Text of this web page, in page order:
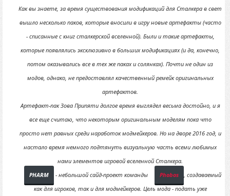
Как вы знаете, за время существования модификаций для Сталкера в свет
вышло несколько паков, которые вносили в игру новые артефакты (часто
- списанные с книг сталкерской вселенной). Были и такие артефакты,
которые появлялись эксклюзивно в больших модификациях (и да, конечно,
потом оказывались все в тех же паках и солянках). Почти не один из
модов, однако, не предоставлял качественный ремейк оригинальных
артефактов.
Артефакт-пак Зова Припяти долгое время выглядел весьма достойно, и я
все еще считаю, что некоторым оригинальным моделям пока что
просто нет равных среди наработок модмейкеров. Но на дворе 2016 год, и
настало время немного подтянуть визуальную часть всеми любимых
нами элементов игровой вселенной Сталкера.
PHARM
- небольшой сайд-проект команды Phobos
, создаваемый
как для игроков, так и для модмейкеров. Цель мода - подать уже